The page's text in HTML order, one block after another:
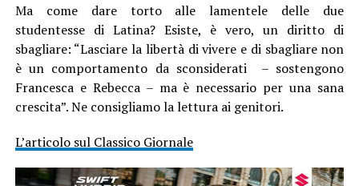
Ma come dare torto alle lamentele delle due
studentesse di Latina? Esiste, è vero, un diritto di
sbagliare: “Lasciare la libertà di vivere e di sbagliare non
è un comportamento da sconsiderati – sostengono
Francesca e Rebecca – ma è necessario per una sana
crescita”. Ne consigliamo la lettura ai genitori.
L’articolo sul Classico Giornale